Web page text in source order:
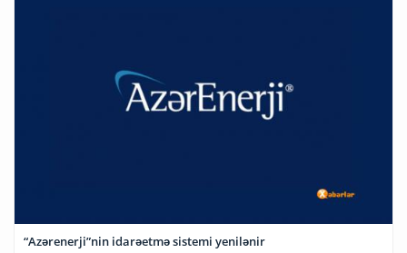
“Azərenerji”nin idarəetmə sistemi yenilənir